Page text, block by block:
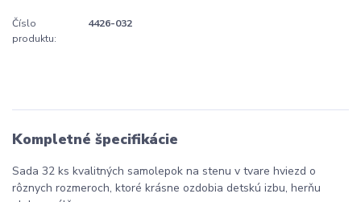
Číslo
produktu:
4426-032
Kompletné špecifikácie
Sada 32 ks kvalitných samolepok na stenu v tvare hviezd o
rôznych rozmeroch, ktoré krásne ozdobia detskú izbu, herňu